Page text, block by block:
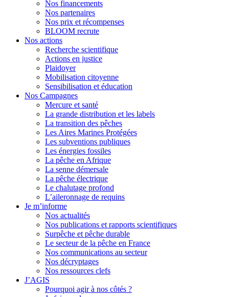
Nos financements
Nos partenaires
Nos prix et récompenses
BLOOM recrute
Nos actions
Recherche scientifique
Actions en justice
Plaidoyer
Mobilisation citoyenne
Sensibilisation et éducation
Nos Campagnes
Mercure et santé
La grande distribution et les labels
La transition des pêches
Les Aires Marines Protégées
Les subventions publiques
Les énergies fossiles
La pêche en Afrique
La senne démersale
La pêche électrique
Le chalutage profond
L’aileronnage de requins
Je m’informe
Nos actualités
Nos publications et rapports scientifiques
Surpêche et pêche durable
Le secteur de la pêche en France
Nos communications au secteur
Nos décryptages
Nos ressources clefs
J’AGIS
Pourquoi agir à nos côtés ?